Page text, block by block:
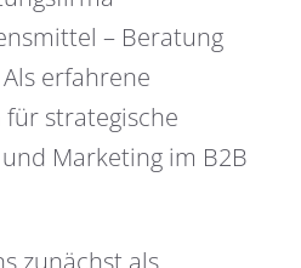
– Beratung
erfahrene
strategische
Marketing im B2B
zunächst als